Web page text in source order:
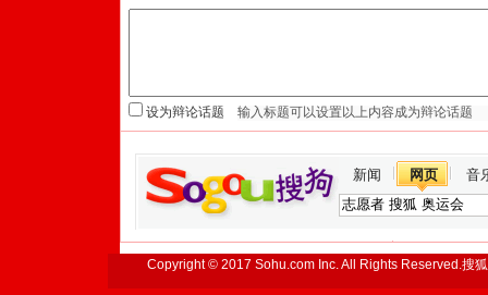
设为辩论话题
新闻 网页 音
Copyright © 2017 Sohu.com Inc. All Rights Reserved.搜